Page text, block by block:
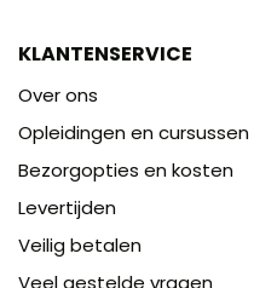
KLANTENSERVICE
Over ons
Opleidingen en cursussen
Bezorgopties en kosten
Levertijden
Veilig betalen
Veel gestelde vragen